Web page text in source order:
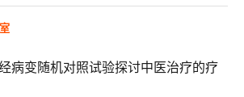
病变随机对照试验探讨中医治疗的疗